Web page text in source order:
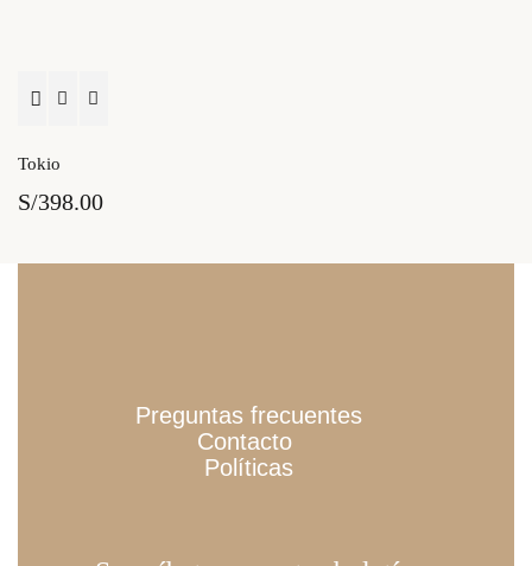
Tokio
S/398.00
Preguntas frecuentes
Contacto
Políticas